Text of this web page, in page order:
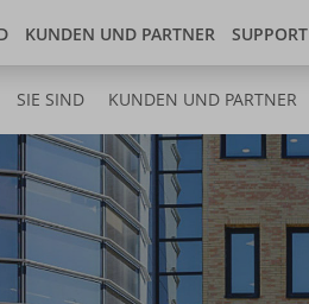
KUNDEN UND PARTNER SUPPORT
center Store
SIE SIND KUNDEN UND PARTNER